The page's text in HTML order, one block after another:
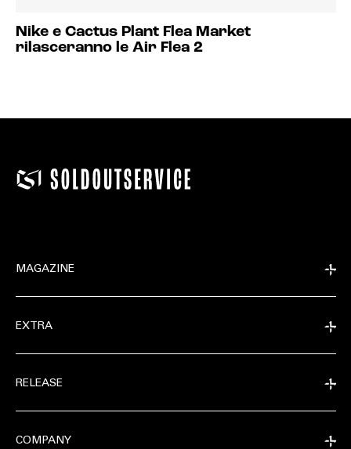
Nike e Cactus Plant Flea Market
rilasceranno le Air Flea 2
MAGAZINE
EXTRA
RELEASE
COMPANY